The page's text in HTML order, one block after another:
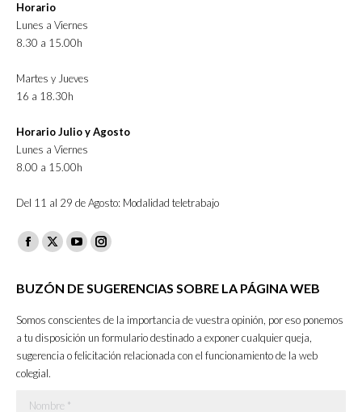
Horario
Lunes a Viernes
8.30 a 15.00h
Martes y Jueves
16 a 18.30h
Horario Julio y Agosto
Lunes a Viernes
8.00 a 15.00h
Del 11 al 29 de Agosto: Modalidad teletrabajo
Facebook
opens
new
window
X
opens
new
window
YouTube
opens
new
window
Instagram
opens
in
new
window
BUZÓN DE SUGERENCIAS SOBRE LA PÁGINA WEB
Somos conscientes de la importancia de vuestra opinión, por eso ponemos
a tu disposición un formulario destinado a exponer cualquier queja,
sugerencia o felicitación relacionada con el funcionamiento de la web
colegial.
Nombre *